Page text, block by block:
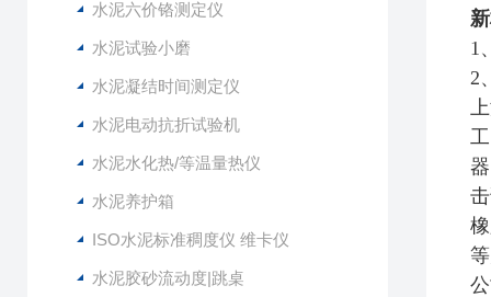
水泥六价铬测定仪
水泥试验小磨
水泥凝结时间测定仪
水泥电动抗折试验机
水泥水化热/等温量热仪
水泥养护箱
ISO水泥标准稠度仪 维卡仪
水泥胶砂流动度|跳桌
1
2